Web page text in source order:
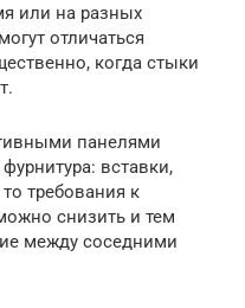
или на разных
отличаться
когда стыки
панелями
вставки,
требования к
снизить и тем
между соседними